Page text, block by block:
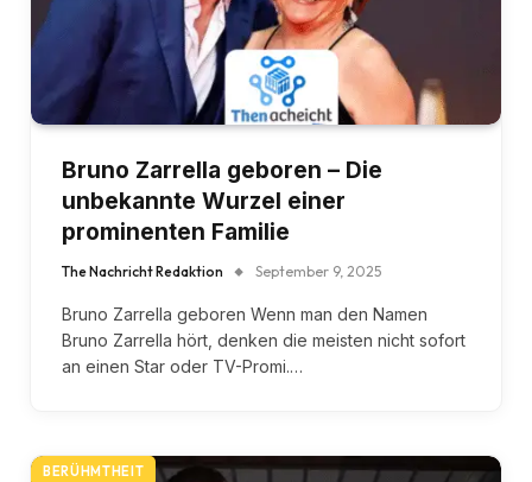
Bruno Zarrella geboren – Die
unbekannte Wurzel einer
prominenten Familie
The Nachricht Redaktion September 9, 2025
Bruno Zarrella geboren Wenn man den Namen
Bruno Zarrella hört, denken die meisten nicht sofort
an einen Star oder TV-Promi.…
BERÜHMTHEIT